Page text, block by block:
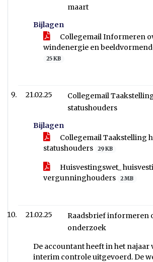
maart
Bijlagen
Collegemail Informeren
windenergie en
25 KB
21.02.25
Collegemail
statushouders
Bijlagen
Collegemail Taakstelling
statushouders
29 KB
Huisvestingswet_
vergunninghouders
2 MB
21.02.25
Raadsbrief informeren
onderzoek
De accountant heeft in het najaar
interim controle uitgevoerd. De